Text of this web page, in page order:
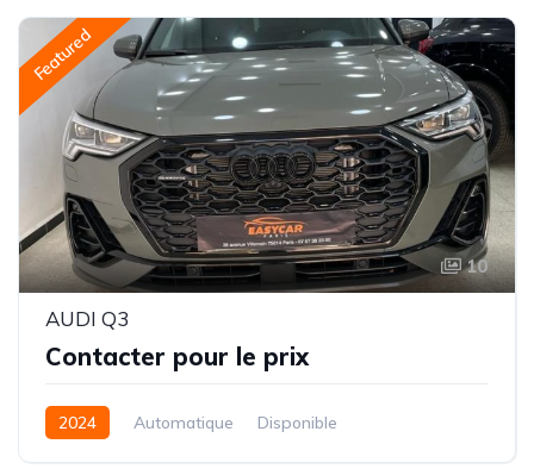
Featured
10
AUDI Q3
Contacter pour le prix
2024 Automatique Disponible